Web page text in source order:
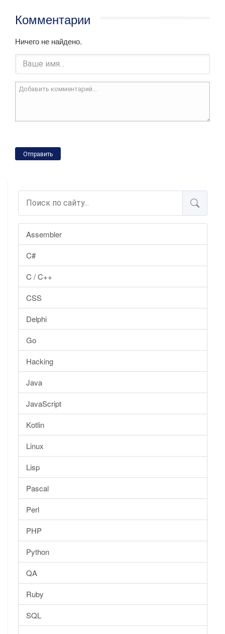
Assembler
C#
C / C++
CSS
Delphi
Go
Hacking
Java
JavaScript
Kotlin
Linux
Lisp
Pascal
Perl
PHP
Python
QA
Ruby
SQL
Комментарии
Ничего не найдено.
Отправить